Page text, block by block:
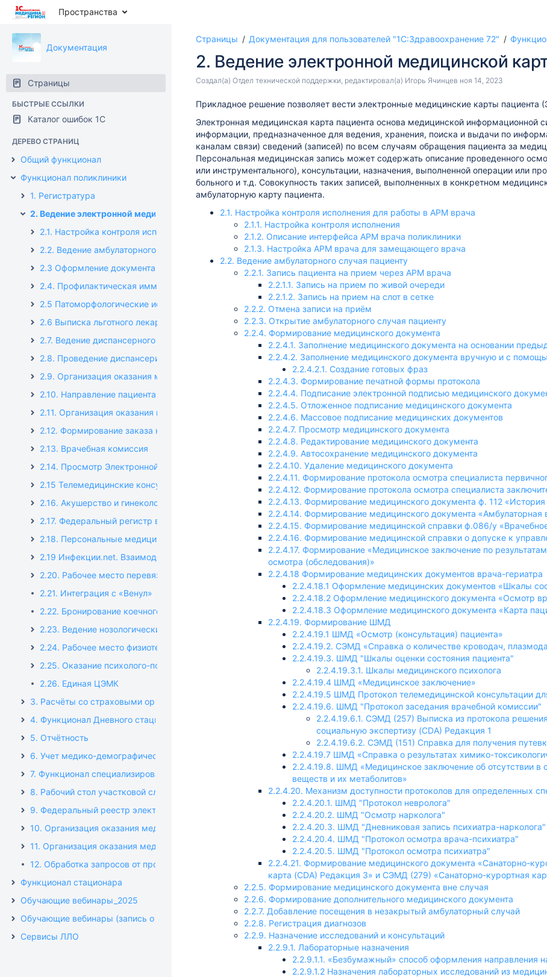
Пространства
Документация
Страницы
БЫСТРЫЕ ССЫЛКИ
Каталог ошибок 1С
ДЕРЕВО СТРАНИЦ
Общий функционал
Функционал поликлиники
1. Регистратура
2. Ведение электронной медицинской карты амбулаторного пациента
2.1. Настройка контроля исполнения для работы в АРМ врача
2.2. Ведение амбулаторного случая пациенту
2.3 Оформление документа «Электронный листок нетрудоспособности»
2.4. Профилактическая иммунизация населения
2.5 Патоморфологические исследования
2.6 Выписка льготного лекарственного рецепта
2.7. Ведение диспансерного учета пациента
2.8. Проведение диспансеризации и профилактических осмотров
2.9. Организация оказания медицинской помощи больным онкологическими заболеваниями
2.10. Направление пациента на госпитализацию для оказания ВМП/СМП
2.11. Организация оказания медицинской помощи больным сердечно-сосудистыми заболеваниями
2.12. Формирование заказа на лабораторные исследования процедурной медицинской сестрой
2.13. Врачебная комиссия
2.14. Просмотр Электронной медицинской карты пациента
2.15 Телемедицинские консультации
2.16. Акушерство и гинекология
2.17. Федеральный регистр вакцинированных
2.18. Персональные медицинские помощники (ПМП)
2.19 Инфекции.net. Взаимодействие с Бюрократ
2.20. Рабочее место перевязочной медсестры
2.21. Интеграция с «Венул»
2.22. Бронирование коечного фонда
2.23. Ведение нозологических регистров
2.24. Рабочее место физиотерапевта
2.25. Оказание психолого-психотерапевтической помощи
2.26. Единая ЦЭМК
3. Расчёты со страховыми организациями
4. Функционал Дневного стационара
5. Отчётность
6. Учет медико-демографических показателей области
7. Функционал специализированного медицинского учреждения
8. Рабочий стол участковой службы
9. Федеральный реестр электронных медицинских документов (РЭМД)
10. Организация оказания медицинской помощи по профилю «ВИМИС Профилактика»
11. Организация оказания медицинской помощи больным онкологическими заболеваниями» в информационной системе
12. Обработка запросов от проверяющих организаций
Функционал стационара
Обучающие вебинары_2025
Обучающие вебинары (запись от 2021 г.)
Сервисы ЛЛО
Страницы Документация для пользователей "1С:Здравоохранение 72"
2. Ведение электронной медицинской
Создал(а) Отдел технической поддержки, редактировал(а) Игорь Ячинцев ноя 14, 2023
Прикладное решение позволяет вести электронные медицинские карты пациента
Электронная медицинская карта пациента основа медицинской
информации, предназначенное для ведения, хранения, поиска и выдачи по
каналам связи) сведений (записей) по всем случаям обращения пациента за
Персональная медицинская запись может содержать описание проведенного
или инструментального), консультации, назначения, выполненной операции или
больного и т.д. Совокупность таких записей, выполненных в конкретном
амбулаторную карту пациента.
2.1. Настройка контроля исполнения для работы в АРМ врача
2.1.1. Настройка контроля исполнения
2.1.2. Описание интерфейса АРМ врача поликлиники
2.1.3. Настройка АРМ врача для замещающего врача
2.2. Ведение амбулаторного случая пациенту
2.2.1. Запись пациента на прием через АРМ врача
2.2.1.1. Запись на прием по живой очереди
2.2.1.2. Запись на прием на слот в сетке
2.2.2. Отмена записи на приём
2.2.3. Открытие амбулаторного случая пациенту
2.2.4. Формирование медицинского документа
2.2.4.1. Заполнение медицинского документа на основании
2.2.4.2. Заполнение медицинского документа вручную и с
2.2.4.2.1. Создание готовых фраз
2.2.4.3. Формирование печатной формы протокола
2.2.4.4. Подписание электронной подписью медицинского
2.2.4.5. Отложенное подписание медицинского документа
2.2.4.6. Массовое подписание медицинских документов
2.2.4.7. Просмотр медицинского документа
2.2.4.8. Редактирование медицинского документа
2.2.4.9. Автосохранение медицинского документа
2.2.4.10. Удаление медицинского документа
2.2.4.11. Формирование протокола осмотра специалиста
2.2.4.12. Формирование протокола осмотра специалиста
2.2.4.13. Формирование медицинского документа ф. 112 «История
2.2.4.14. Формирование медицинского документа «Амбулаторная
2.2.4.15. Формирование медицинской справки ф.086/у
2.2.4.16. Формирование медицинской справки о допуске к
2.2.4.17. Формирование «Медицинское заключение по
осмотра (обследования)»
2.2.4.18 Формирование медицинских документов врача-гериатра
2.2.4.18.1 Оформление медицинских документов «Шкалы
2.2.4.18.2 Оформление медицинского документа «Осмотр
2.2.4.18.3 Оформление медицинского документа «Карта
2.2.4.19. Формирование ШМД
2.2.4.19.1 ШМД «Осмотр (консультация) пациента»
2.2.4.19.2. СЭМД «Справка о количестве кроводач,
2.2.4.19.3. ШМД "Шкалы оценки состояния пациента"
2.2.4.19.3.1. Шкалы медицинского психолога
2.2.4.19.4 ШМД «Медицинское заключение»
2.2.4.19.5 ШМД Протокол телемедицинской консультации
2.2.4.19.6. ШМД "Протокол заседания врачебной комиссии"
2.2.4.19.6.1. СЭМД (257) Выписка из протокола
социальную экспертизу (CDA) Редакция 1
2.2.4.19.6.2. СЭМД (151) Справка для получения
2.2.4.19.7 ШМД «Справка о результатах химико-
2.2.4.19.8. ШМД «Медицинское заключение об отсутствии в
веществ и их метаболитов»
2.2.4.20. Механизм доступности протоколов для определенных
2.2.4.20.1. ШМД "Протокол невролога"
2.2.4.20.2. ШМД "Осмотр нарколога"
2.2.4.20.3. ШМД "Дневниковая запись психиатра-нарколога"
2.2.4.20.4. ШМД "Протокол осмотра врача-психиатра"
2.2.4.20.5. ШМД "Протокол осмотра психиатра"
2.2.4.21. Формирование медицинского документа «Санаторно-
карта (CDA) Редакция 3» и СЭМД (279) «Санаторно-курортная
2.2.5. Формирование медицинского документа вне случая
2.2.6. Формирование дополнительного медицинского документа
2.2.7. Добавление посещения в незакрытый амбулаторный случай
2.2.8. Регистрация диагнозов
2.2.9. Назначение исследований и консультаций
2.2.9.1. Лабораторные назначения
2.2.9.1.1. «Безбумажный» способ оформления направления
2.2.9.1.2 Назначения лабораторных исследований из